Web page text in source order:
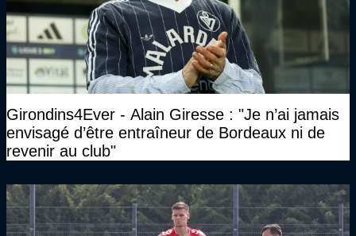
Girondins4Ever - Alain Giresse : "Je n’ai jamais
envisagé d’être entraîneur de Bordeaux ni de
revenir au club"